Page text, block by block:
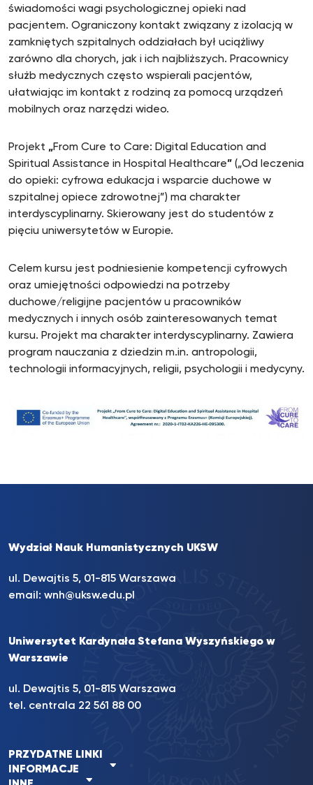
świadomości wagi psychologicznej opieki nad
pacjentem. Ograniczony kontakt związany z izolacją w
zamkniętych szpitalnych oddziałach był uciążliwy
zarówno dla chorych, jak i ich najbliższych. Pracownicy
służb medycznych często wspierali pacjentów,
ułatwiając im kontakt z rodziną za pomocą urządzeń
mobilnych oraz narzędzi wideo.
Projekt „From Cure to Care: Digital Education and
Spiritual Assistance in Hospital Healthcare” („Od leczenia
do opieki: cyfrowa edukacja i wsparcie duchowe w
szpitalnej opiece zdrowotnej”) ma charakter
interdyscyplinarny. Skierowany jest do studentów z
pięciu uniwersytetów w Europie.
Celem kursu jest podniesienie kompetencji cyfrowych
oraz umiejętności odpowiedzi na potrzeby
duchowe/religijne pacjentów u pracowników
medycznych i innych osób zainteresowanych temat
kursu. Projekt ma charakter interdyscyplinarny. Zawiera
program nauczania z dziedzin m.in. antropologii,
technologii informacyjnych, religii, psychologii i medycyny.
Wydział Nauk Humanistycznych UKSW
ul. Dewajtis 5, 01-815 Warszawa
email: wnh@uksw.edu.pl
Uniwersytet Kardynała Stefana Wyszyńskiego w
Warszawie
ul. Dewajtis 5, 01-815 Warszawa
tel. centrala 22 561 88 00
PRZYDATNE LINKI
INFORMACJE